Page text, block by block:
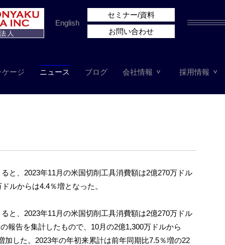
ージ ニュース ブログ 会社情報 採用情報
English
セミナー/資料
お問い合わせ
と、2023年11月の米国切削工具消費額は2億270万ドル
ルからは4.4％増となった。
と、2023年11月の米国切削工具消費額は2億270万ドル
報告を集計したもので、10月の2億1,300万ドルから
した。2023年の年初来累計は前年同期比7.5％増の22